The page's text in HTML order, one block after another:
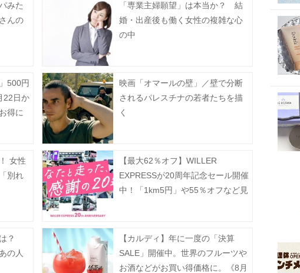
みた
んの
「専業主婦願望」は本当か？ 結
婚・出産後も働く女性の複雑な心
の中
500円
22日か
得に
映画「オマールの壁」／壁で分断
されるパレスチナの若者たちを描
く
女性
別れ
【最大62％オフ】WILLER
EXPRESSが20周年記念セール開催
中！「1km5円」や55％オフなど見
は？
の人
【カルディ】年に一度の「決算
SALE」開催中。世界のフルーツや
お酒などがお買い得価格に。《8月